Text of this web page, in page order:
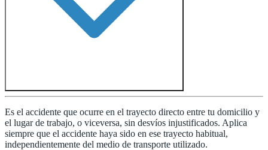
Es el accidente que ocurre en el trayecto directo entre tu domicilio y
el lugar de trabajo, o viceversa, sin desvíos injustificados. Aplica
siempre que el accidente haya sido en ese trayecto habitual,
independientemente del medio de transporte utilizado.